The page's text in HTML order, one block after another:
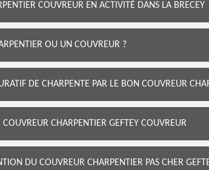
COUVREUR EN ACTIVITÉ DANS LA BRECEY
OU UN COUVREUR ?
DE CHARPENTE PAR LE BON COUVREUR
CHARPENTIER GEFTEY COUVREUR
DU COUVREUR CHARPENTIER PAS CHER